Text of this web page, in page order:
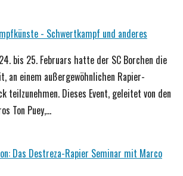
- Schwertkampf und anderes
bis 25. Februars hatte der SC Borchen die
an einem außergewöhnlichen Rapier-
teilzunehmen. Dieses Event, geleitet von den
Ton Puey,…